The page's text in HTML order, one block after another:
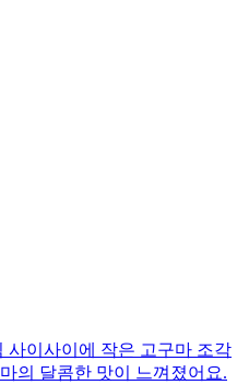
사이사이에 작은 고구마 조각
의 달콤한 맛이 느껴졌어요.